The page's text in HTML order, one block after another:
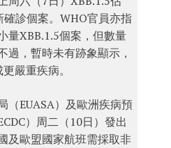
確診個案。WHO官員亦指
量XBB.1.5個案，但數量
過，暫時未有跡象顯示，
嚴重疾病。
（EUASA）及歐洲疾病預
）周二（10日）發出
及歐盟國家航班需採取非